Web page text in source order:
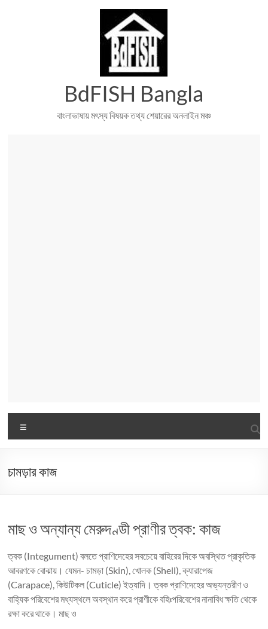
BdFISH Bangla
বাংলাভাষায় মৎস্য বিষয়ক তথ্য শেয়ারের অনলাইন মঞ্চ
চামড়ার কাজ
মাছ ও অন্যান্য মেরুদণ্ডী প্রাণীর ত্বক: কাজ
ত্বক (Integument) বলতে প্রাণিদেহের সবচেয়ে বাহিরের দিকে অবস্থিত প্রাকৃতিক
আবরণকে বোঝায়। যেমন- চামড়া (Skin), খোলক (Shell), ক্যারাপেজ
(Carapace), কিউটিকল (Cuticle) ইত্যাদি। ত্বক প্রাণিদেহের অভ্যন্তরীণ ও
বাহ্যিক পরিবেশের মধ্যস্থলে অবস্থান করে প্রাণীকে বহিঃপরিবেশের নানাবিধ ক্ষতি থেকে
রক্ষা করে থাকে। মাছ ও